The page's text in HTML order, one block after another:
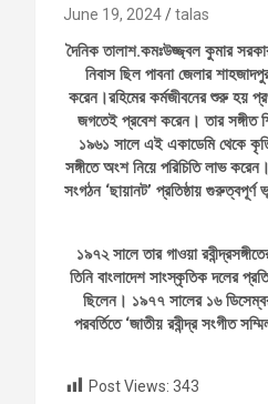
June 19, 2024 talas
দৈনিক তালাশ.কমঃউজ্জ্বল কুমার
নিবাস ছিল পাবনা জেলার
করেন।রহিমের কর্মজীবনের শুরু হয়
জগতেই প্রবেশ করেন। তার সঙ্গীত
১৯৬১ সালে এই একাডেমি থেকে
সঙ্গীতে অংশ নিয়ে পরিচিতি লাভ
সংগঠন ‘ছায়ানট’ প্রতিষ্ঠায়
১৯৭২ সালে তার গাওয়া
তিনি বাংলাদেশ সাংস্কৃতিক দলের
ছিলেন। ১৯৭৭ সালের ১৬
পরবর্তিতে ‘জাতীয় রবীন্দ্র
Post Views: 343